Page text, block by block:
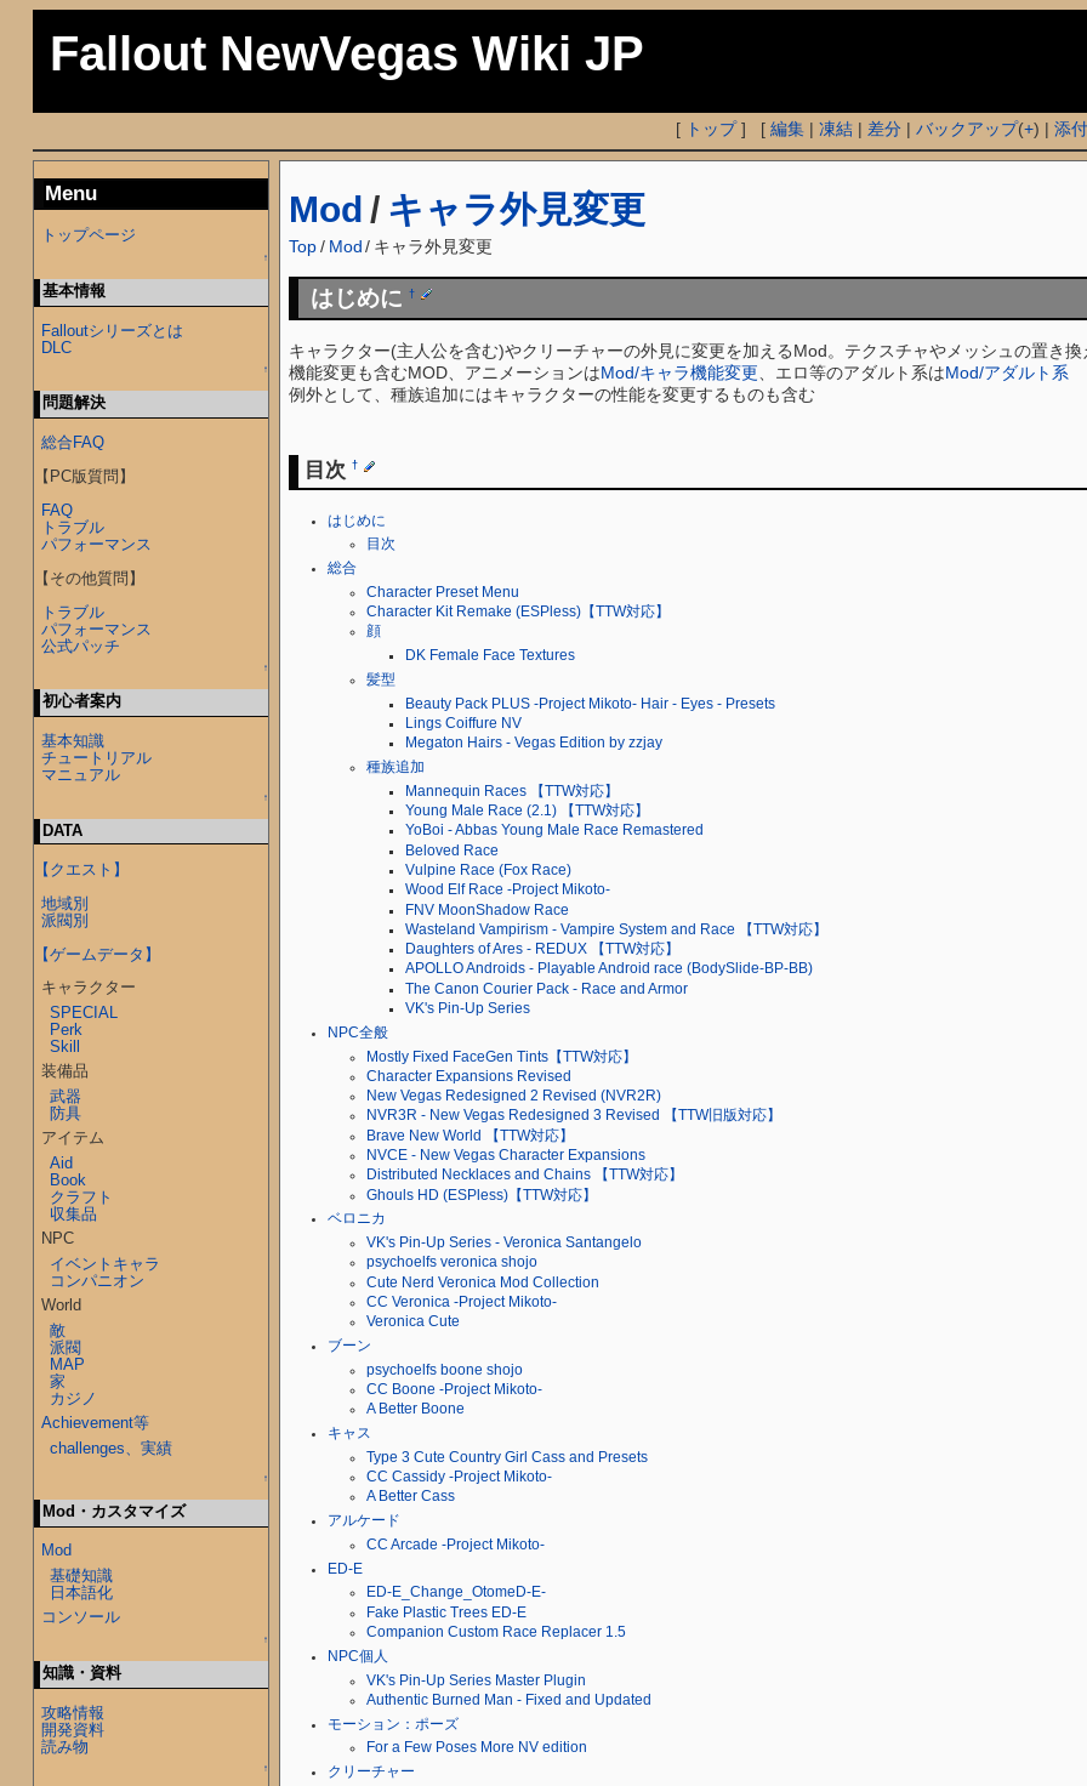
Fallout NewVegas Wiki JP
[ トップ] [編集 |凍結 | 差分 |バックアップ(+) |添
Mod / キャラ外見変更
Top / Mod / キャラ外見変更
はじめに †
キャラクター(主人公を含む)やクリーチャーの外見に変更を加えるMod。テクスチャやメッシュの置き換
機能変更も含むMOD、アニメーションはMod/キャラ機能変更 、エロ等のアダルト系はMod/アダルト系
例外として、種族追加にはキャラクターの性能を変更するものも含む
目次 †
はじめに
目次
総合
Character Preset Menu
Character Kit Remake (ESPless)【TTW対応】
顔
DK Female Face Textures
髪型
Beauty Pack PLUS -Project Mikoto- Hair - Eyes - Presets
Lings Coiffure NV
Megaton Hairs - Vegas Edition by zzjay
種族追加
Mannequin Races 【TTW対応】
Young Male Race (2.1) 【TTW対応】
YoBoi - Abbas Young Male Race Remastered
Beloved Race
Vulpine Race (Fox Race)
Wood Elf Race -Project Mikoto-
FNV MoonShadow Race
Wasteland Vampirism - Vampire System and Race 【TTW対応】
Daughters of Ares - REDUX 【TTW対応】
APOLLO Androids - Playable Android race (BodySlide-BP-BB)
The Canon Courier Pack - Race and Armor
VK's Pin-Up Series
NPC全般
Mostly Fixed FaceGen Tints【TTW対応】
Character Expansions Revised
New Vegas Redesigned 2 Revised (NVR2R)
NVR3R - New Vegas Redesigned 3 Revised 【TTW旧版対応】
Brave New World 【TTW対応】
NVCE - New Vegas Character Expansions
Distributed Necklaces and Chains 【TTW対応】
Ghouls HD (ESPless)【TTW対応】
ベロニカ
VK's Pin-Up Series - Veronica Santangelo
psychoelfs veronica shojo
Cute Nerd Veronica Mod Collection
CC Veronica -Project Mikoto-
Veronica Cute
ブーン
psychoelfs boone shojo
CC Boone -Project Mikoto-
A Better Boone
キャス
Type 3 Cute Country Girl Cass and Presets
CC Cassidy -Project Mikoto-
A Better Cass
アルケード
CC Arcade -Project Mikoto-
ED-E
ED-E_Change_OtomeD-E-
Fake Plastic Trees ED-E
Companion Custom Race Replacer 1.5
NPC個人
VK's Pin-Up Series Master Plugin
Authentic Burned Man - Fixed and Updated
モーション：ポーズ
For a Few Poses More NV edition
クリーチャー
Menu
トップページ
↑
基本情報
Falloutシリーズとは
DLC
↑
問題解決
総合FAQ
【PC版質問】
FAQ
トラブル
パフォーマンス
【その他質問】
トラブル
パフォーマンス
公式パッチ
↑
初心者案内
基本知識
チュートリアル
マニュアル
↑
DATA
【クエスト】
地域別
派閥別
【ゲームデータ】
キャラクター
SPECIAL
Perk
Skill
装備品
武器
防具
アイテム
Aid
Book
クラフト
収集品
NPC
イベントキャラ
コンパニオン
World
敵
派閥
MAP
家
カジノ
Achievement等
challenges、実績
↑
Mod・カスタマイズ
Mod
基礎知識
日本語化
コンソール
↑
知識・資料
攻略情報
開発資料
読み物
↑